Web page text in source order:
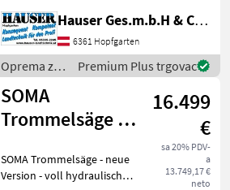
Motor 9, 2 kW * 4 Kanäle *
schwenkbares Förderband
* Hydraulische
Förderbandspannung
Hauser Ges.m.b.H & Co.KG
6361 Hopfgarten
Oprema za
šumu i
obradu
drveta /
AMR
Premium Plus trgovac
SOMA
Trommelsäge -
16.499
€
sa 20% PDV-
a
13.749,17 €
neto
SOMA Trommelsäge - neue
Version - voll hydraulisch! -